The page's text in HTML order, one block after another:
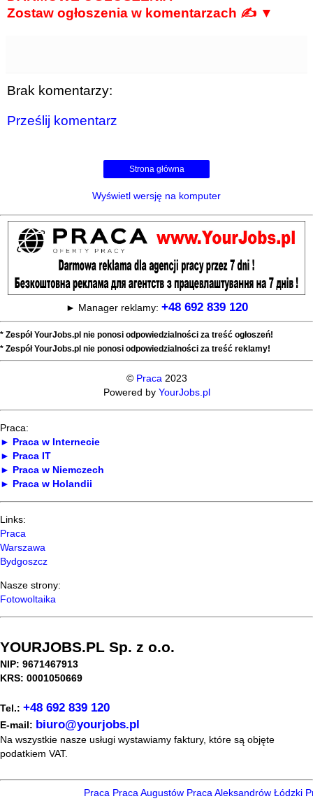
Zostaw ogłoszenia w komentarzach ✍ ▼
Brak komentarzy:
Prześlij komentarz
Strona główna
Wyświetl wersję na komputer
► Manager reklamy: +48 692 839 120
* Zespół YourJobs.pl nie ponosi odpowiedzialności za treść ogłoszeń!
* Zespół YourJobs.pl nie ponosi odpowiedzialności za treść reklamy!
© Praca2023
Powered by YourJobs.pl
Praca:
► Praca w Internecie
► Praca IT
► Praca w Niemczech
► Praca w Holandii
Links:
Praca
Warszawa
Bydgoszcz
Nasze strony:
Fotowoltaika
YOURJOBS.PL Sp. z o.o.
NIP: 9671467913
KRS: 0001050669
Tel.: +48 692 839 120
E-mail: biuro@yourjobs.pl
Na wszystkie nasze usługi wystawiamy faktury, które są objęte
podatkiem VAT.
Praca Praca Augustów Praca Aleksandrów Łódzki